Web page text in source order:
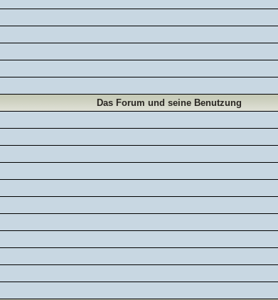
Das Forum und seine Benutzung